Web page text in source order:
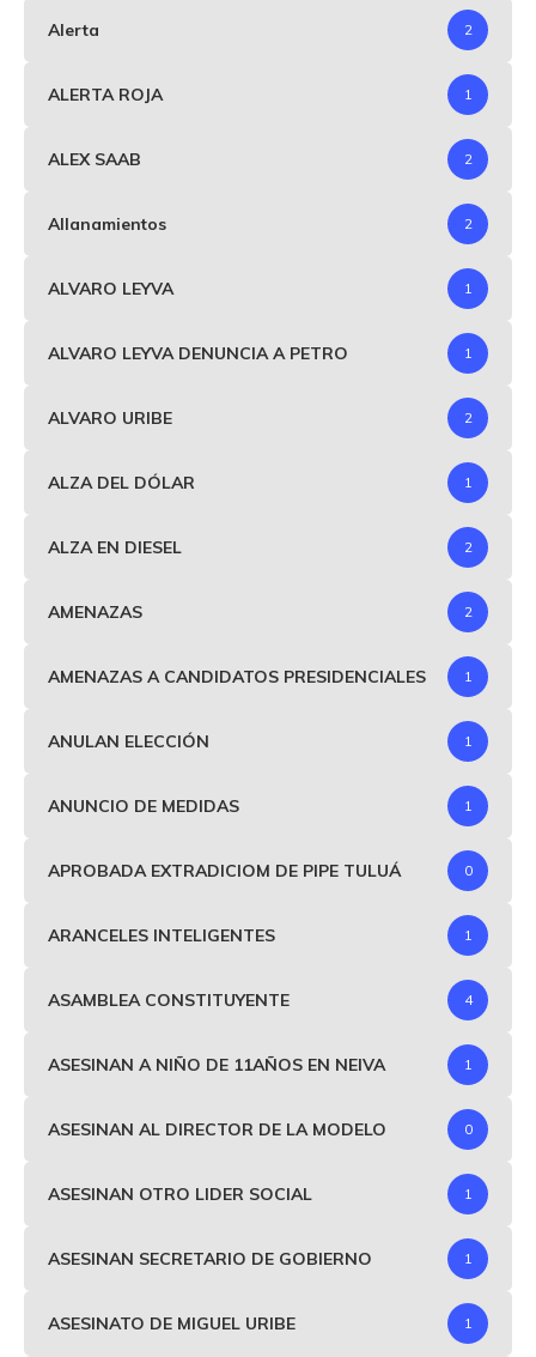
Alerta 2
ALERTA ROJA 1
ALEX SAAB 2
Allanamientos 2
ALVARO LEYVA 1
ALVARO LEYVA DENUNCIA A PETRO 1
ALVARO URIBE 2
ALZA DEL DÓLAR 1
ALZA EN DIESEL 2
AMENAZAS 2
AMENAZAS A CANDIDATOS PRESIDENCIALES 1
ANULAN ELECCIÓN 1
ANUNCIO DE MEDIDAS 1
APROBADA EXTRADICIOM DE PIPE TULUÁ 0
ARANCELES INTELIGENTES 1
ASAMBLEA CONSTITUYENTE 4
ASESINAN A NIÑO DE 11AÑOS EN NEIVA 1
ASESINAN AL DIRECTOR DE LA MODELO 0
ASESINAN OTRO LIDER SOCIAL 1
ASESINAN SECRETARIO DE GOBIERNO 1
ASESINATO DE MIGUEL URIBE 1